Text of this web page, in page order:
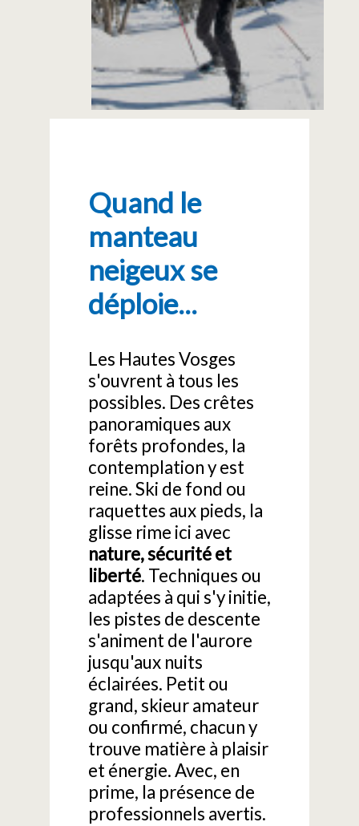
Quand le
manteau
neigeux se
déploie...
Les Hautes Vosges
s'ouvrent à tous les
possibles. Des crêtes
panoramiques aux
forêts profondes, la
contemplation y est
reine. Ski de fond ou
raquettes aux pieds, la
glisse rime ici avec
nature, sécurité et
liberté. Techniques ou
adaptées à qui s'y initie,
les pistes de descente
s'animent de l'aurore
jusqu'aux nuits
éclairées. Petit ou
grand, skieur amateur
ou confirmé, chacun y
trouve matière à plaisir
et énergie. Avec, en
prime, la présence de
professionnels avertis.